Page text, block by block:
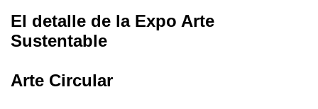
El detalle de la Expo Arte
Sustentable
Arte Circular